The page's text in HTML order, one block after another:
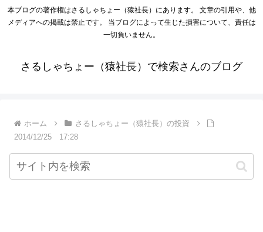
本ブログの著作権はさるしゃちょー（猿社長）にあります。 文章の引用や、他
メディアへの掲載は禁止です。 当ブログによって生じた損害について、責任は
一切負いません。
さるしゃちょー（猿社長）で検索さんのブログ
ホーム
さるしゃちょー（猿社長）の投資
2014/12/25 17:28